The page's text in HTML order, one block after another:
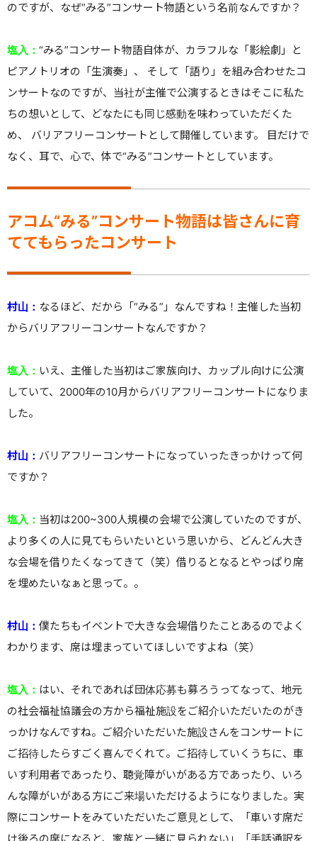
のですが、なぜ“みる”コンサート物語という名前なんですか？
塩入： “みる”コンサート物語自体が、カラフルな「影絵劇」と
ピアノトリオの「生演奏」、 そして「語り」を組み合わせたコ
ンサートなのですが、当社が主催で公演するときはそこに私た
ちの想いとして、どなたにも同じ感動を味わっていただくた
め、 バリアフリーコンサートとして開催しています。 目だけで
なく、耳で、心で、体で“みる”コンサートとしています。
アコム“みる”コンサート物語は皆さんに育
ててもらったコンサート
村山： なるほど、だから「“みる”」なんですね！主催した当初
からバリアフリーコンサートなんですか？
塩入： いえ、主催した当初はご家族向け、カップル向けに公演
していて、2000年の10月からバリアフリーコンサートになりま
した。
村山： バリアフリーコンサートになっていったきっかけって何
ですか？
塩入： 当初は200~300人規模の会場で公演していたのですが、
より多くの人に見てもらいたいという思いから、どんどん大き
な会場を借りたくなってきて（笑）借りるとなるとやっぱり席
を埋めたいなぁと思って。。
村山： 僕たちもイベントで大きな会場借りたことあるのでよく
わかります、席は埋まっていてほしいですよね（笑）
塩入： はい、それであれば団体応募も募ろうってなって、地元
の社会福祉協議会の方から福祉施設をご紹介いただいたのがき
っかけなんですね。ご紹介いただいた施設さんをコンサートに
ご招待したらすごく喜んでくれて。ご招待していくうちに、車
いす利用者であったり、聴覚障がいがある方であったり、いろ
んな障がいがある方にご来場いただけるようになりました。実
際にコンサートをみていただいたご意見として、「車いす席だ